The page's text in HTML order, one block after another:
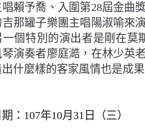
賴予喬、入圍第28屆金曲
那罐子樂團主唱陽淑喻來
一個特別的演出者是剛在莫
演奏者廖庭澔，在林少英
什麼樣的客家風情也是成
： 107年10月 31 日（三）